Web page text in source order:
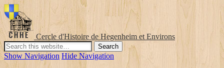
Cercle d'Histoire de Hegenheim et Environs
Show Navigation Hide Navigation